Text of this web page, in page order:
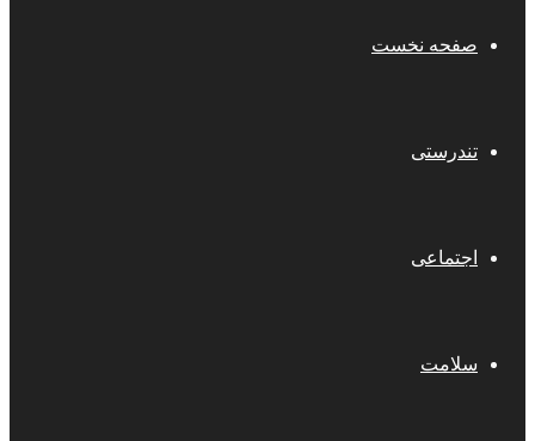
صفحه نخست
تندرستی
اجتماعی
سلامت